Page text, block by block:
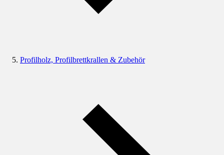
Profilholz, Profilbrettkrallen & Zubehör